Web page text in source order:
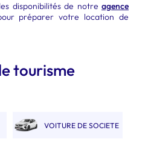
disponibilités de notre agence
préparer votre location de
tourisme
VOITURE DE SOCIETE